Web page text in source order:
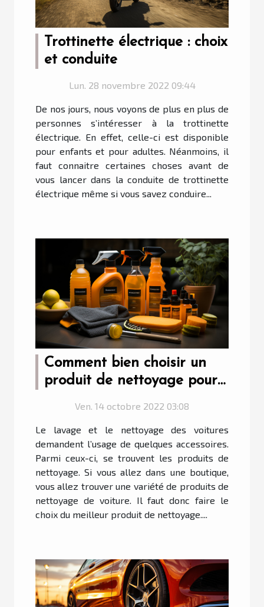
Trottinette électrique : choix
et conduite
Lun. 28 novembre 2022 09:44
De nos jours, nous voyons de plus en plus de
personnes s’intéresser à la trottinette
électrique. En effet, celle-ci est disponible
pour enfants et pour adultes. Néanmoins, il
faut connaitre certaines choses avant de
vous lancer dans la conduite de trottinette
électrique même si vous savez conduire...
Comment bien choisir un
produit de nettoyage pour
Ven. 14 octobre 2022 03:08
Le lavage et le nettoyage des voitures
demandent l’usage de quelques accessoires.
Parmi ceux-ci, se trouvent les produits de
nettoyage. Si vous allez dans une boutique,
vous allez trouver une variété de produits de
nettoyage de voiture. Il faut donc faire le
choix du meilleur produit de nettoyage....